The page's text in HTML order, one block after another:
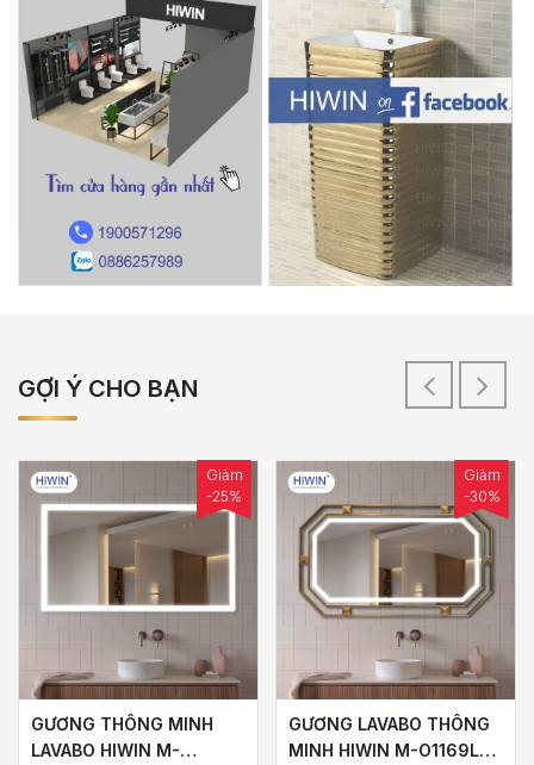
GỢI Ý CHO BẠN
GƯƠNG THÔNG MINH
LAVABO HIWIN M-
Giảm
-25%
GƯƠNG LAVABO THÔNG
MINH HIWIN M-O1169LD-
Giảm
-30%